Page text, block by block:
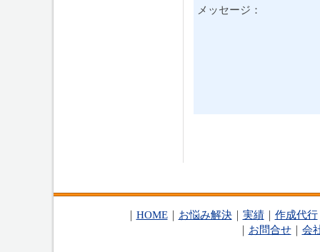
メッセージ：
｜ HOME｜ お悩み解決｜ 実績｜ 作成代行
｜ お問合せ｜ 会